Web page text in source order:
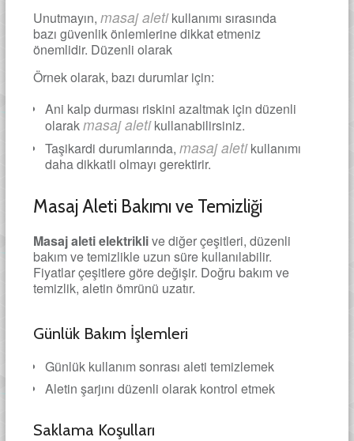
Unutmayın, masaj aletikullanımı sırasında
bazı güvenlik önlemlerine dikkat etmeniz
önemlidir. Düzenli olarak
Örnek olarak, bazı durumlar için:
Ani kalp durması riskini azaltmak için düzenli
olarakmasaj aletikullanabilirsiniz.
Taşikardi durumlarında, masaj aletikullanımı
daha dikkatli olmayı gerektirir.
Masaj Aleti Bakımı ve Temizliği
Masaj aleti elektriklive diğer çeşitleri, düzenli
bakım ve temizlikle uzun süre kullanılabilir.
Fiyatlar çeşitlere göre değişir. Doğru bakım ve
temizlik, aletin ömrünü uzatır.
Günlük Bakım İşlemleri
Günlük kullanım sonrası aleti temizlemek
Aletin şarjını düzenli olarak kontrol etmek
Saklama Koşulları